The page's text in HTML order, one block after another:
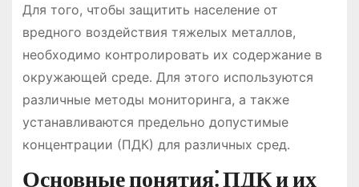
Для того, чтобы защитить население от
вредного воздействия тяжелых металлов,
необходимо контролировать их содержание в
окружающей среде․ Для этого используются
различные методы мониторинга, а также
устанавливаются предельно допустимые
концентрации (ПДК) для различных сред․
Основные понятия⁚ ПДК и их